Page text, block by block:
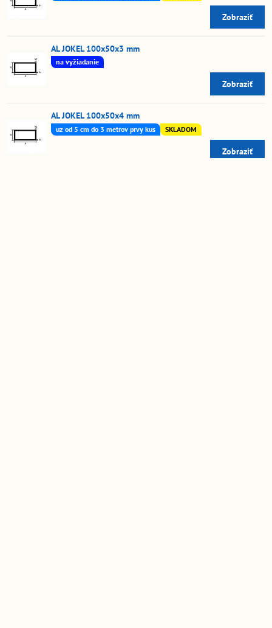
Zobraziť
AL JOKEL 100x50x3 mm
na vyžiadanie
Zobraziť
AL JOKEL 100x50x4 mm
uz od 5 cm do 3 metrov prvy kus SKLADOM
Zobraziť